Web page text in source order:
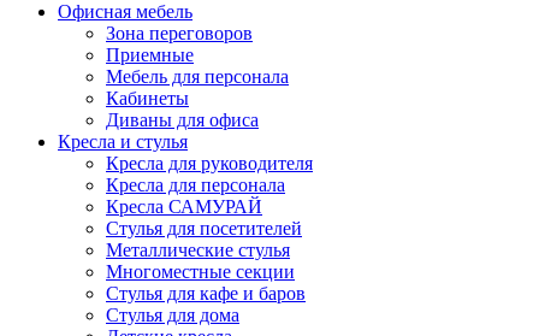
Офисная мебель
Зона переговоров
Приемные
Мебель для персонала
Кабинеты
Диваны для офиса
Кресла и стулья
Кресла для руководителя
Кресла для персонала
Кресла САМУРАЙ
Стулья для посетителей
Металлические стулья
Многоместные секции
Стулья для кафе и баров
Стулья для дома